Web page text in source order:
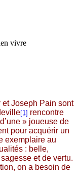
vivre
Joseph Pain sont
[1] rencontre
» joueuse de
pour acquérir un
exemplaire au
: belle,
et de vertu.
on a besoin de